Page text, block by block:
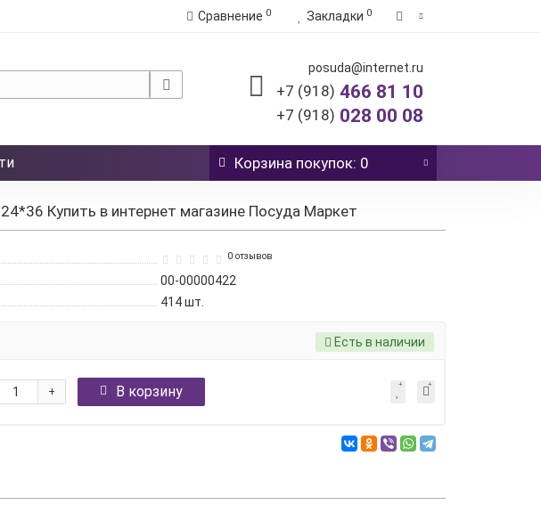
Сравнение 0 Закладки 0
posuda@internet.ru
+7 (918) 466 81 10
+7 (918) 028 00 08
Корзина покупок: 0
Купить в интернет магазине Посуда Маркет
0 отзывов
00-00000422
414шт.
Есть в наличии
+ В корзину